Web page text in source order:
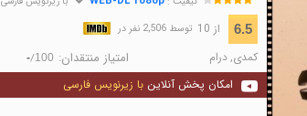
6.5 از 10 توسط 2,506 نفر در
کمدی,درام امتیاز منتقدان: -/100
امکان پخش آنلاین با زیرنویس فارسی